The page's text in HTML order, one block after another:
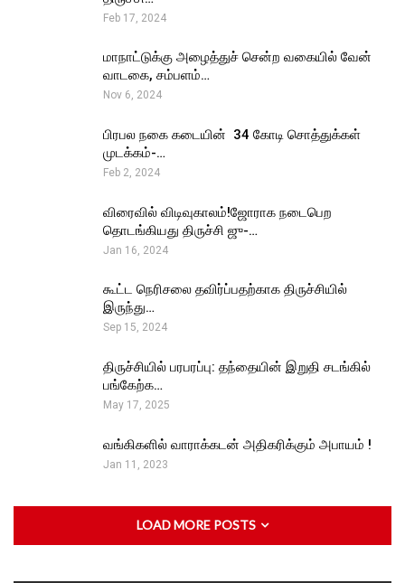
Feb 17, 2024
மாநாட்டுக்கு அழைத்துச் சென்ற வகையில் வேன்
வாடகை, சம்பளம்…
Nov 6, 2024
பிரபல நகை கடையின் ₹ 34 கோடி சொத்துக்கள்
முடக்கம்-…
Feb 2, 2024
விரைவில் விடிவுகாலம்!ஜோராக நடைபெற
தொடங்கியது திருச்சி ஜு-…
Jan 16, 2024
கூட்ட நெரிசலை தவிர்ப்பதற்காக திருச்சியில்
இருந்து…
Sep 15, 2024
திருச்சியில் பரபரப்பு: தந்தையின் இறுதி சடங்கில்
பங்கேற்க…
May 17, 2025
வங்கிகளில் வாராக்கடன் அதிகரிக்கும் அபாயம் !
Jan 11, 2023
LOAD MORE POSTS